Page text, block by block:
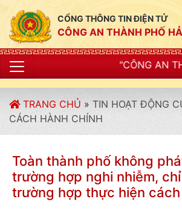
CỔNG THÔNG TIN ĐIỆN TỬ
CÔNG AN THÀNH PHỐ
"CÔNG AN THÀNH PHỐ HẢI
TRANG CHỦ » TIN HOẠT ĐỘNG
CÁCH HÀNH CHÍNH
Toàn thành phố không
trường hợp nghi nhiễm,
trường hợp thực hiện